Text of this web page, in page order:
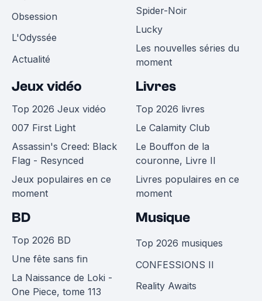
Obsession
L'Odyssée
Actualité
Spider-Noir
Lucky
Les nouvelles séries du
moment
Jeux vidéo
Top 2026 Jeux vidéo
007 First Light
Assassin's Creed: Black
Flag - Resynced
Jeux populaires en ce
moment
Livres
Top 2026 livres
Le Calamity Club
Le Bouffon de la
couronne, Livre II
Livres populaires en ce
moment
BD
Top 2026 BD
Une fête sans fin
La Naissance de Loki -
One Piece, tome 113
Musique
Top 2026 musiques
CONFESSIONS II
Reality Awaits